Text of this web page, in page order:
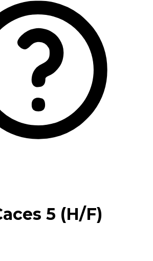
5 (H/F)